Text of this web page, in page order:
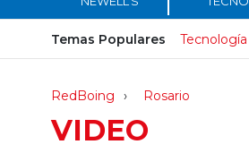
Temas Populares Tecnología
RedBoing Rosario
VIDEO